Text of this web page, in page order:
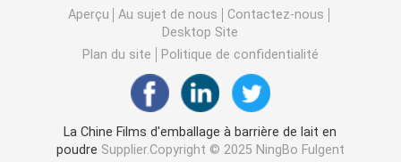
Film d'emballage alimentaire congelé
Film d'emballage alimentaire en plastique
Film d'emballage pour animaux de compagnie
Aperçu Au sujet de nous
Contactez-nous
Desktop Site
Plan du site
Politique de confidentialité
La Chine Films d'emballage à barrière de lait en
poudre Supplier.Copyright © 2025 NingBo Fulgent